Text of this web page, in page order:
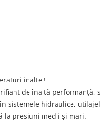
inalte !
de înaltă
sistemele hidraulice,
la presiuni medii și mari.